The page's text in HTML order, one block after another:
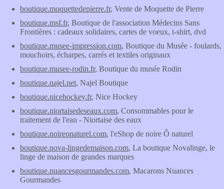
boutique.moquettedepierre.fr, Vente de Moquette de Pierre
boutique.msf.fr, Boutique de l'association Médecins Sans
Frontières : cadeaux solidaires, cartes de voeux, t-shirt, dvd
boutique.musee-impression.com, Boutique du Musée - foulards,
mouchoirs, écharpes, carrés et textiles originaux
boutique.musee-rodin.fr, Boutique du musée Rodin
boutique.najel.net, Najel Boutique
boutique.nicehockey.fr, Nice Hockey
boutique.niortaisedeseaux.com, Consommables pour le
traitement de l'eau - Niortaise des eaux
boutique.noireonaturel.com, l'eShop de noire Ô naturel
boutique.nova-lingedemaison.com, La boutique Novalinge, le
linge de maison de grandes marques
boutique.nuancesgourmandes.com, Macarons Nuances
Gourmandes